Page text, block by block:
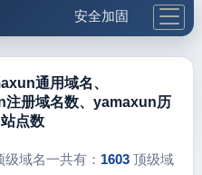
安全加固
更多工具
红包
通用域名、
册域名数、yamaxun历
点数
域名一共有： 1603 顶级域